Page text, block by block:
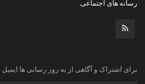
رسانه های اجتماعی
برای اشتراک و آگاهی از به روز رسانی ها ایمیل